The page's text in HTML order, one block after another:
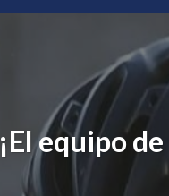
¡El equipo